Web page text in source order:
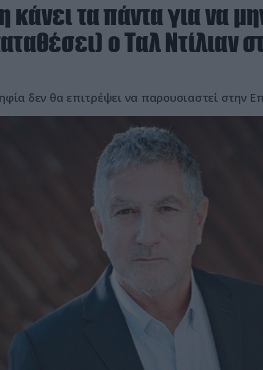
τα πάντα για να
ο Ταλ Ντίλιαν
δεν θα επιτρέψει να παρουσιαστεί στην